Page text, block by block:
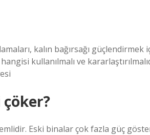
kalın bağırsağı güçlendirmek
kullanılmalı ve
Eski binalar çok fazla güç